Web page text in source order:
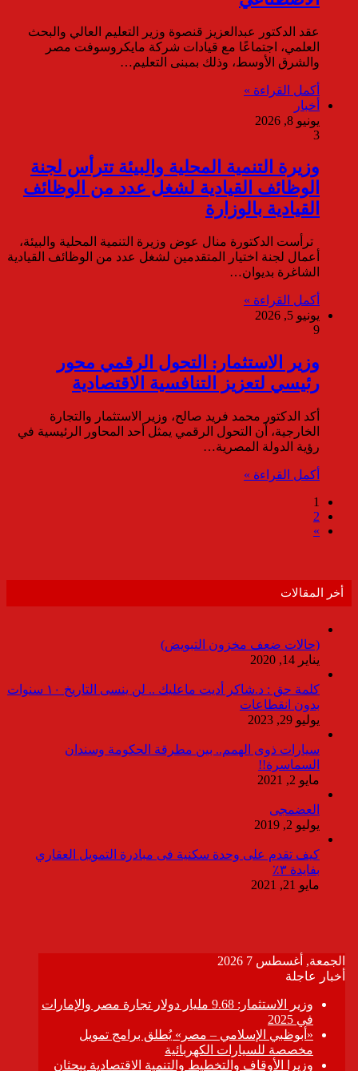
عقد الدكتور عبدالعزيز قنصوة وزير التعليم العالي والبحث
العلمي، اجتماعًا مع قيادات شركة مايكروسوفت مصر
والشرق الأوسط، وذلك بمبنى التعليم…
أكمل القراءة »
أخبار
يونيو 8, 2026
3
وزيرة التنمية المحلية والبيئة تترأس لجنة
الوظائف القيادية لشغل عدد من الوظائف
القيادية بالوزارة
ترأست الدكتورة منال عوض وزيرة التنمية المحلية والبيئة،
أعمال لجنة اختيار المتقدمين لشغل عدد من الوظائف القيادية
الشاغرة بديوان…
أكمل القراءة »
يونيو 5, 2026
9
وزير الاستثمار: التحول الرقمي محور
رئيسي لتعزيز التنافسية الاقتصادية
أكد الدكتور محمد فريد صالح، وزير الاستثمار والتجارة
الخارجية، أن التحول الرقمي يمثل أحد المحاور الرئيسية في
رؤية الدولة المصرية…
أكمل القراءة »
1
2
»
أخر المقالات
(حالات ضعف مخزون التبويض)
يناير 14, 2020
كلمة حق : د.شاكر أديت ماعليك .. لن ينسى التاريخ ١٠ سنوات
بدون انقطاعات
يوليو 29, 2023
سيارات ذوى الهمم.. بين مطرقة الحكومة وسندان
السماسرة!!
مايو 2, 2021
العضمجى
يوليو 2, 2019
كيف تقدم على وحدة سكنية فى مبادرة التمويل العقاري
بفايدة ٣٪
مايو 21, 2021